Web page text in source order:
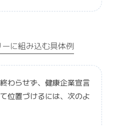
に組み込む具体例
わらせず、健康企業宣言
位置づけるには、次のよ